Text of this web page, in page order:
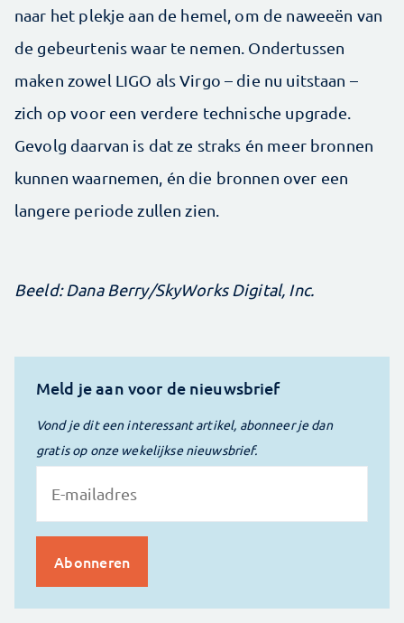
naar het plekje aan de hemel, om de naweeën van
de gebeurtenis waar te nemen. Ondertussen
maken zowel LIGO als Virgo – die nu uitstaan –
zich op voor een verdere technische upgrade.
Gevolg daarvan is dat ze straks én meer bronnen
kunnen waarnemen, én die bronnen over een
langere periode zullen zien.
Beeld: Dana Berry/SkyWorks Digital, Inc.
Meld je aan voor de nieuwsbrief
Vond je dit een interessant artikel, abonneer je dan
gratis op onze wekelijkse nieuwsbrief.